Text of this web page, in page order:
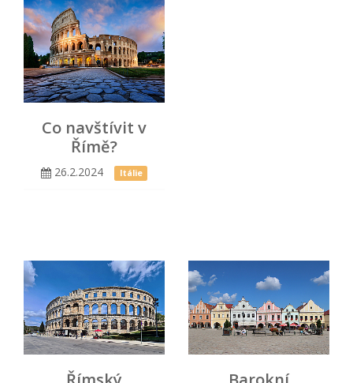
Co navštívit v
Římě?
26.2.2024 Itálie